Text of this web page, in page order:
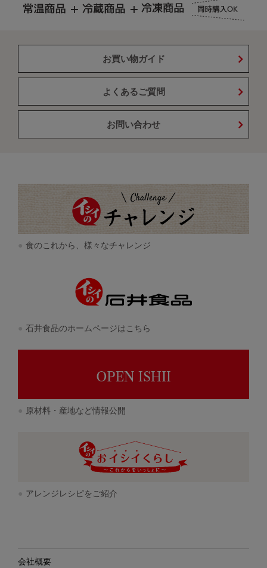
お買い物ガイド
よくあるご質問
お問い合わせ
食のこれから、様々なチャレンジ
石井食品のホームページはこちら
原材料・産地など情報公開
アレンジレシピをご紹介
会社概要